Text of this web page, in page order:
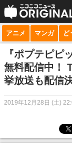
サービス一覧
niconico
動画
生放送
アニメ マンガ ど
『ポプテピピ
無料配信中！
挙放送も配信
2019年12月28日 (土)